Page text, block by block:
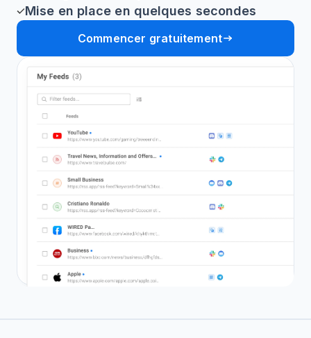
Mise en place en quelques secondes
Commencer gratuitement